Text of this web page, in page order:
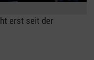
erst seit der